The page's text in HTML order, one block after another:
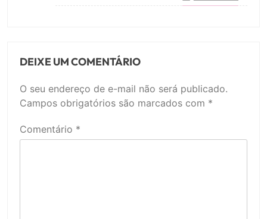
DEIXE UM COMENTÁRIO
O seu endereço de e-mail não será publicado.
Campos obrigatórios são marcados com *
Comentário *